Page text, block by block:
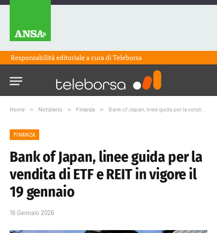
Responsabilità editoriale a cura diTeleborsa
Home » Notiziario » Finanza » Bank of Japan, linee guida per la vendita di ETF e REIT in vigore il 19 gennaio
FINANZA
Bank of Japan, linee guida per la
vendita di ETF e REIT in vigore il
19 gennaio
16 Gennaio 2026